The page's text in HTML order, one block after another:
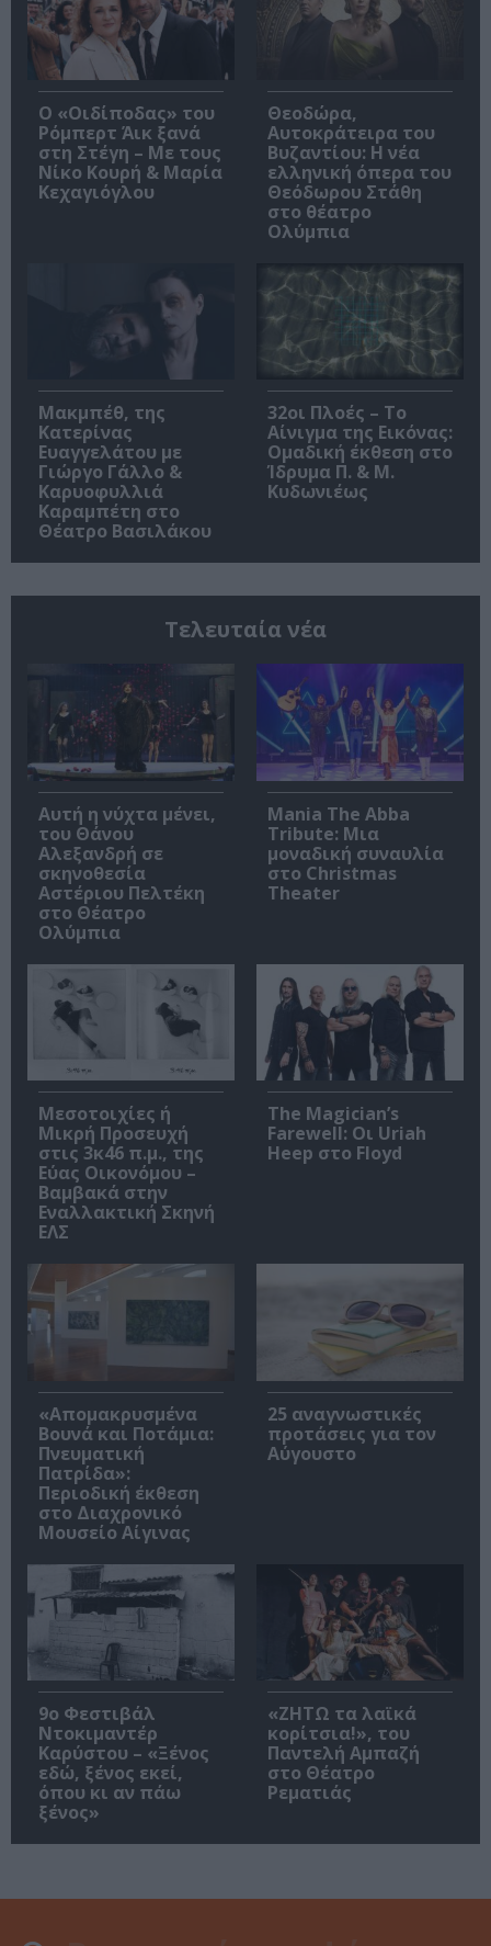
O «Οιδίποδας» του
Ρόμπερτ Άικ ξανά
στη Στέγη – Με τους
Νίκο Κουρή & Μαρία
Κεχαγιόγλου
Θεοδώρα,
Αυτοκράτειρα του
Βυζαντίου: Η νέα
ελληνική όπερα του
Θεόδωρου Στάθη
στο θέατρο
Ολύμπια
Μακμπέθ, της
Κατερίνας
Ευαγγελάτου με
Γιώργο Γάλλο &
Καρυοφυλλιά
Καραμπέτη στο
Θέατρο Βασιλάκου
32οι Πλοές – Το
Αίνιγμα της Εικόνας:
Ομαδική έκθεση στο
Ίδρυμα Π. & Μ.
Κυδωνιέως
Τελευταία νέα
Αυτή η νύχτα μένει,
του Θάνου
Αλεξανδρή σε
σκηνοθεσία
Αστέριου Πελτέκη
στο Θέατρο
Ολύμπια
Mania The Abba
Tribute: Μια
μοναδική συναυλία
στο Christmas
Theater
Μεσοτοιχίες ή
Μικρή Προσευχή
στις 3κ46 π.μ., της
Εύας Οικονόμου –
Βαμβακά στην
Εναλλακτική Σκηνή
ΕΛΣ
The Magician’s
Farewell: Οι Uriah
Heep στο Floyd
«Απομακρυσμένα
Βουνά και Ποτάμια:
Πνευματική
Πατρίδα»:
Περιοδική έκθεση
στο Διαχρονικό
Μουσείο Αίγινας
25 αναγνωστικές
προτάσεις για τον
Αύγουστο
9ο Φεστιβάλ
Ντοκιμαντέρ
Καρύστου – «Ξένος
εδώ, ξένος εκεί,
όπου κι αν πάω
ξένος»
«ΖΗΤΩ τα λαϊκά
κορίτσια!», του
Παντελή Αμπαζή
στο Θέατρο
Ρεματιάς